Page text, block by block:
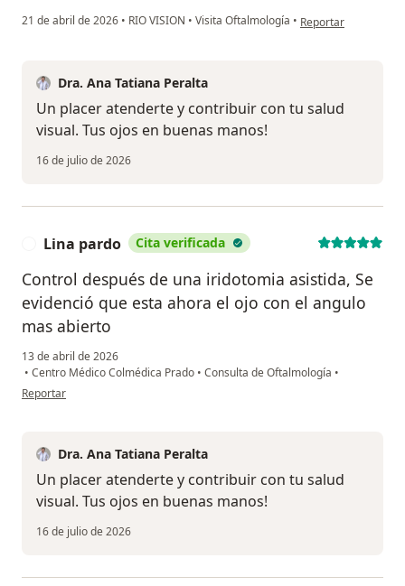
21 de abril de 2026 • RIO VISION • Visita Oftalmología • en opinión del
Reportar
Dra. Ana Tatiana Peralta
Un placer atenderte y contribuir con tu salud
visual. Tus ojos en buenas manos!
16 de julio de 2026
Lina pardo Cita verificada
Control después de una iridotomia asistida, Se
evidenció que esta ahora el ojo con el angulo
mas abierto
13 de abril de 2026
• Centro Médico Colmédica Prado • Consulta de Oftalmología •
en opinión del usuario Lina pardo
Reportar
Dra. Ana Tatiana Peralta
Un placer atenderte y contribuir con tu salud
visual. Tus ojos en buenas manos!
16 de julio de 2026